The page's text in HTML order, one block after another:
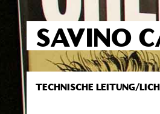
SAVINO
TECHNISCHE LEITUNG/